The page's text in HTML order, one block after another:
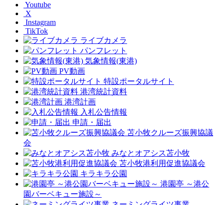
Youtube
X
Instagram
TikTok
ライブカメラ
パンフレット
気象情報(東港)
PV動画
特設ポータルサイト
港湾統計資料
港湾計画
入札公告情報
申請・届出
苫小牧クルーズ振興協議
会
みなとオアシス苫小牧
苫小牧港利用促進協議会
キラキラ公園
港園亭 ～港公
園バーベキュー施設～